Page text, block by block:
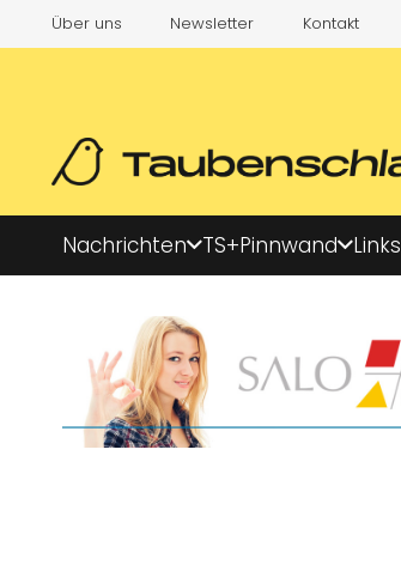
Über uns Newsletter Kontakt
Nachrichten TS+Pinnwand Links